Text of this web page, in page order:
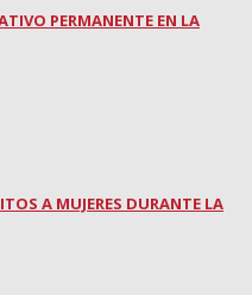
PERMANENTE EN LA
A MUJERES DURANTE LA